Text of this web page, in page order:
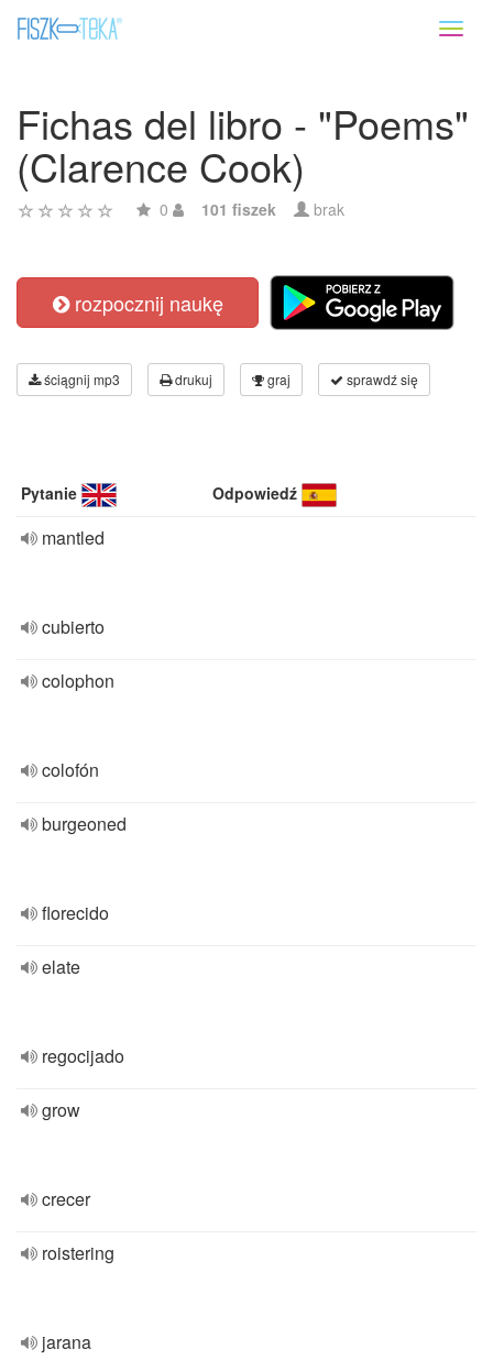
Fichas del libro - "Poems"
(Clarence Cook)
0 101 fiszek brak
rozpocznij naukę
ściągnij mp3 drukuj graj sprawdź się
Pytanie Odpowiedź
mantled
cubierto
colophon
colofón
burgeoned
florecido
elate
regocijado
grow
crecer
roistering
jarana